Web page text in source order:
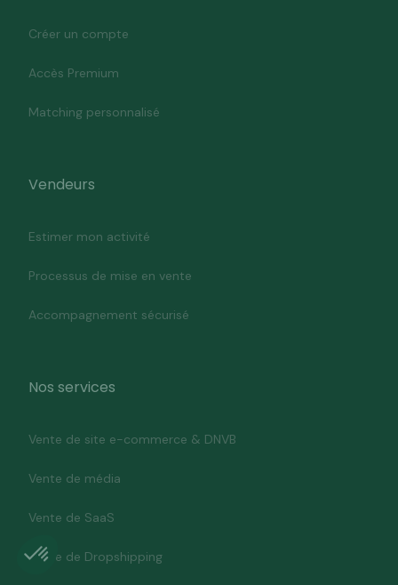
Créer un compte
Accès Premium
Matching personnalisé
Vendeurs
Estimer mon activité
Processus de mise en vente
Accompagnement sécurisé
Nos services
Vente de site e-commerce & DNVB
Vente de média
Vente de SaaS
Vente de Dropshipping